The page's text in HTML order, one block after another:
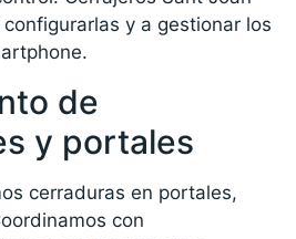
y a gestionar los
de
y portales
cerraduras en portales,
con